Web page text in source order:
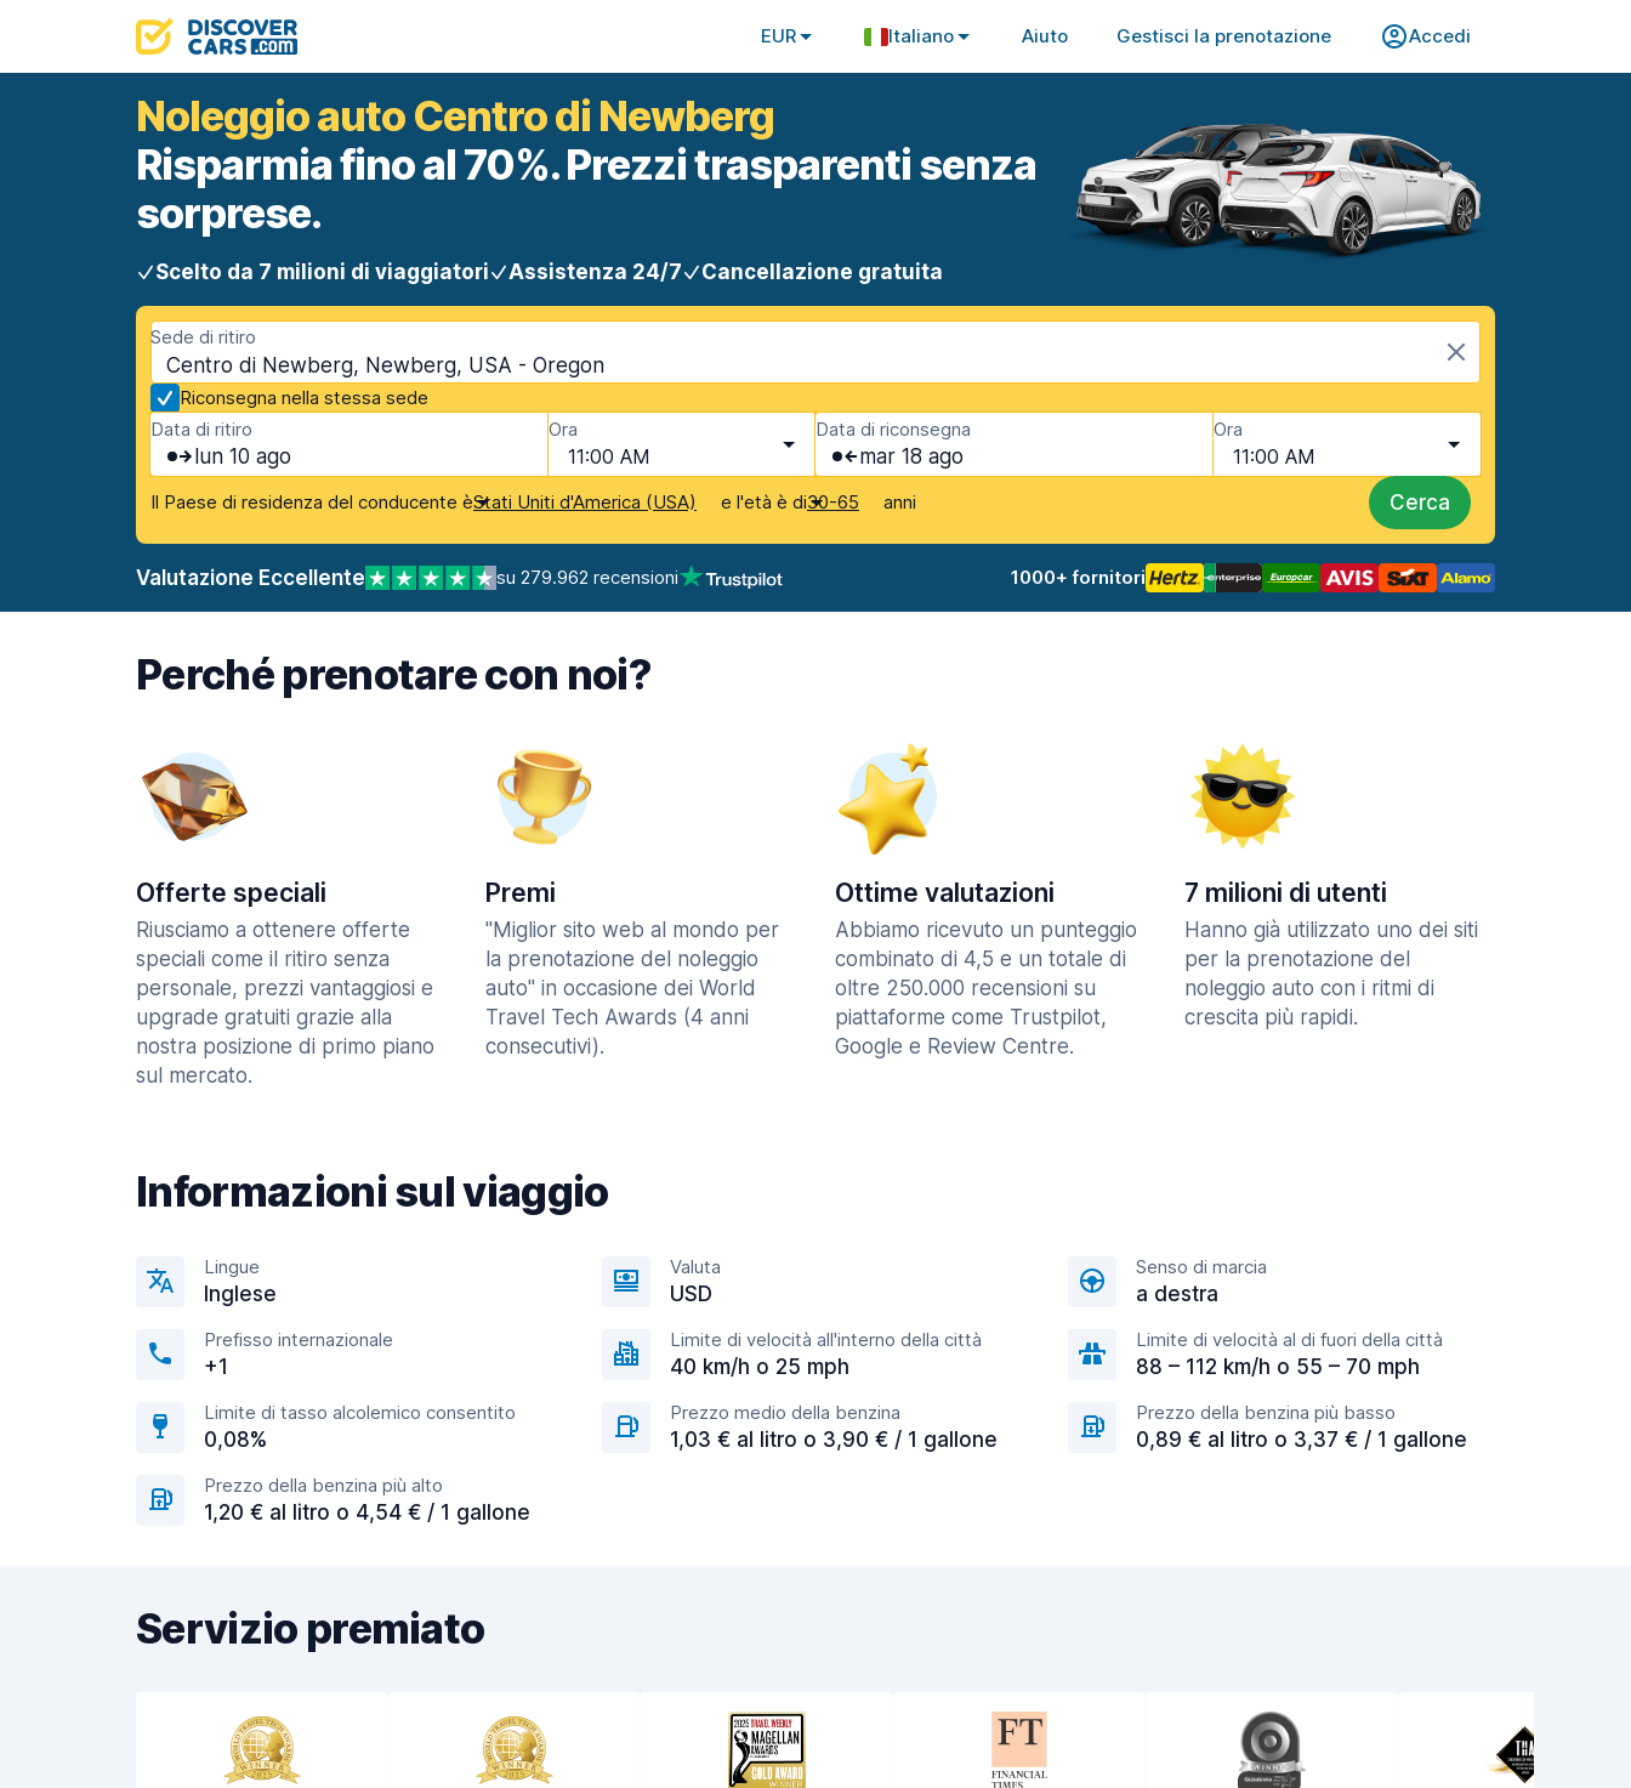
EUR Italiano Aiuto Gestisci la prenotazione Accedi
Noleggio auto Centro di Newberg
Risparmia fino al 70%. Prezzi trasparenti senza
sorprese.
Scelto da 7 milioni di viaggiatori Assistenza 24/7 Cancellazione gratuita
Sede di ritiro
Centro di Newberg, Newberg, USA - Oregon
Riconsegna nella stessa sede
Data di ritiro
lun 10 ago
Ora
11:00 AM
Data di riconsegna
mar 18 ago
Ora
11:00 AM
Il Paese di residenza del conducente èStati Uniti d'America (USA) e l'età è di30-65 anni Cerca
Valutazione Eccellente su 279.962 recensioni 1000+ fornitori
Perché prenotare con noi?
Offerte speciali
Riusciamo a ottenere offerte
speciali come il ritiro senza
personale, prezzi vantaggiosi e
upgrade gratuiti grazie alla
nostra posizione di primo piano
sul mercato.
Premi
"Miglior sito web al mondo per
la prenotazione del noleggio
auto" in occasione dei World
Travel Tech Awards (4 anni
consecutivi).
Ottime valutazioni
Abbiamo ricevuto un punteggio
combinato di 4,5 e un totale di
oltre 250.000 recensioni su
piattaforme come Trustpilot,
Google e Review Centre.
7 milioni di utenti
Hanno già utilizzato uno dei siti
per la prenotazione del
noleggio auto con i ritmi di
crescita più rapidi.
Informazioni sul viaggio
Lingue
Inglese
Valuta
USD
Senso di marcia
a destra
Prefisso internazionale
+1
Limite di velocità all'interno della città
40 km/h o 25 mph
Limite di velocità al di fuori della città
88 – 112 km/h o 55 – 70 mph
Limite di tasso alcolemico consentito
0,08%
Prezzo medio della benzina
1,03 € al litro o 3,90 € / 1 gallone
Prezzo della benzina più basso
0,89 € al litro o 3,37 € / 1 gallone
Prezzo della benzina più alto
1,20 € al litro o 4,54 € / 1 gallone
Servizio premiato